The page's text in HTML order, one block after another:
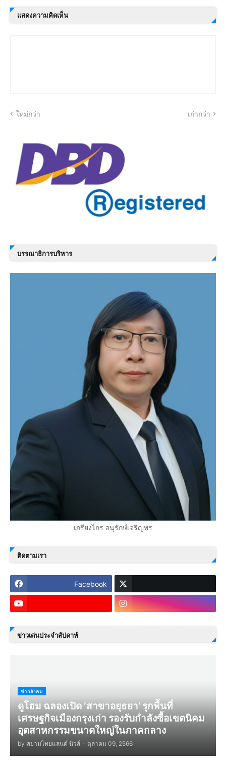
แสดงความคิดเห็น
ใหม่กว่า เก่ากว่า
บรรณาธิการบริหาร
เกรียงไกร อนุรักษ์เจริญพร
ติดตามเรา
Facebook
ข่าวเด่นประจำสัปดาห์
ข่าวสังคม
ดูโฮม ฉลองเปิด ‘สาขาอยุธยา’ รุกพื้นที่
เศรษฐกิจเมืองกรุงเก่า รองรับกำลังซื้อเขตนิคม
อุตสาหกรรมขนาดใหญ่ในภาคกลาง
by สยามไทยแลนด์ นิวส์ - ตุลาคม 09, 2566